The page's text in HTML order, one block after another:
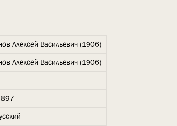
Алексей Васильевич (1906)
Алексей Васильевич (1906)